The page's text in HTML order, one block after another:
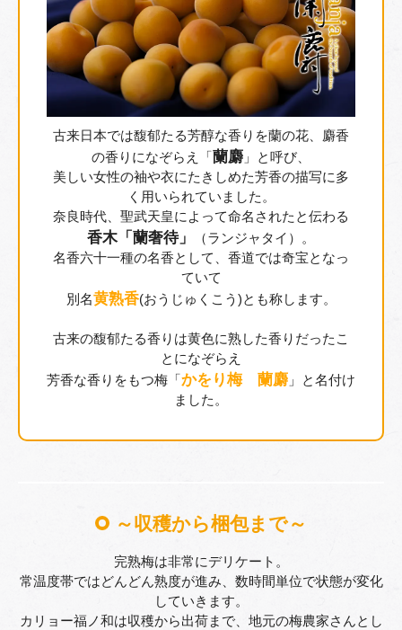
古来日本では馥郁たる芳醇な香りを蘭の花、麝香
の香りになぞらえ「蘭麝 」と呼び、
美しい女性の袖や衣にたきしめた芳香の描写に多
く用いられていました。
奈良時代、聖武天皇によって命名されたと伝わる
香木「蘭奢待」
（ランジャタイ）。
名香六十一種の名香として、香道では奇宝となっ
ていて
別名黄熟香(おうじゅくこう)とも称します。
古来の馥郁たる香りは黄色に熟した香りだったこ
とになぞらえ
芳香な香りをもつ梅「かをり梅 蘭麝 」と名付け
ました。
～収穫から梱包まで～
完熟梅は非常にデリケート。
常温度帯ではどんどん熟度が進み、数時間単位で状態が変化
していきます。
カリョー福ノ和は収穫から出荷まで、地元の梅農家さんとし